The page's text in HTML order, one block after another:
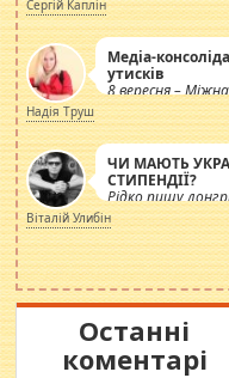
Сергій Каплін
Медіа-
утисків
8 вересня –
журналістів.
Надія Труш
ЧИ МАЮТЬ
СТИПЕНДІЇ?
Рідко пишу
просто дістало!
навколо
роздувається
Віталій Улибін
Останні
коментарі